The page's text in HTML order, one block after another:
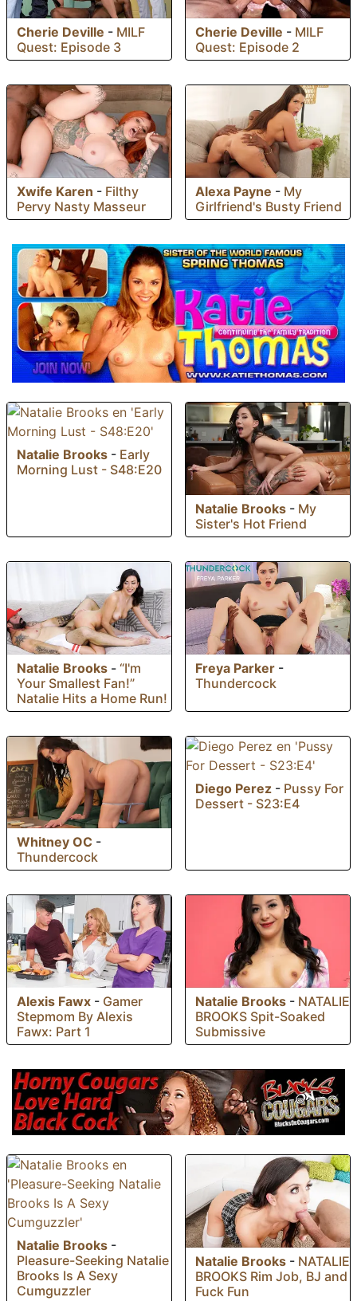
Cherie Deville - MILF
Quest: Episode 3
Cherie Deville - MILF
Quest: Episode 2
Xwife Karen - Filthy
Pervy Nasty Masseur
Alexa Payne - My
Girlfriend's Busty Friend
Natalie Brooks - Early
Morning Lust - S48:E20
Natalie Brooks - My
Sister's Hot Friend
Natalie Brooks - “I'm
Your Smallest Fan!”
Natalie Hits a Home Run!
Freya Parker -
Thundercock
Whitney OC -
Thundercock
Diego Perez - Pussy For
Dessert - S23:E4
Alexis Fawx - Gamer
Stepmom By Alexis
Fawx: Part 1
Natalie Brooks - NATALIE
BROOKS Spit-Soaked
Submissive
Natalie Brooks -
Pleasure-Seeking Natalie
Brooks Is A Sexy
Cumguzzler
Natalie Brooks - NATALIE
BROOKS Rim Job, BJ and
Fuck Fun